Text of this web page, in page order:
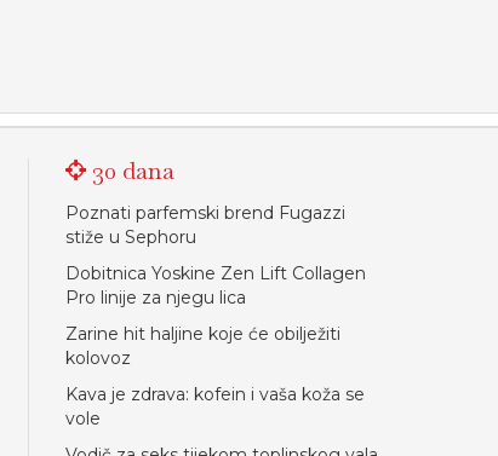
30 dana
Poznati parfemski brend Fugazzi
stiže u Sephoru
Dobitnica Yoskine Zen Lift Collagen
Pro linije za njegu lica
Zarine hit haljine koje će obilježiti
kolovoz
Kava je zdrava: kofein i vaša koža se
vole